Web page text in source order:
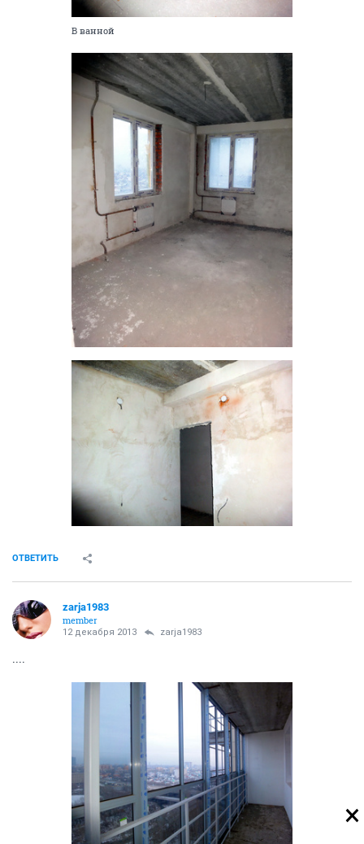
В ванной
ОТВЕТИТЬ
zarja1983
member
12 декабря 2013 zarja1983
....